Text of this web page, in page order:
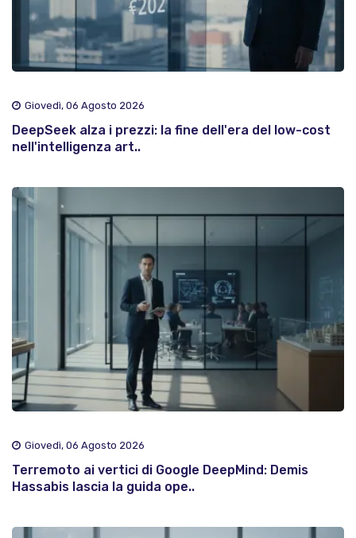
Giovedì, 06 Agosto 2026
DeepSeek alza i prezzi: la fine dell'era del low-cost
nell'intelligenza art..
Giovedì, 06 Agosto 2026
Terremoto ai vertici di Google DeepMind: Demis
Hassabis lascia la guida ope..